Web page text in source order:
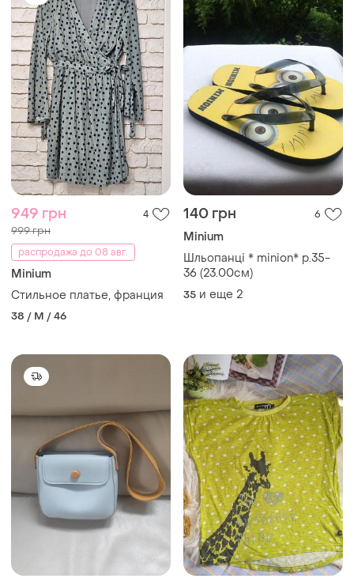
949 грн 4
999 грн
распродажа до 08 авг.
Minium
Стильное платье, франция
38 / M / 46
140 грн 6
Minium
Шльопанці * minion* р.35-
36 (23.00см)
35 и еще 2